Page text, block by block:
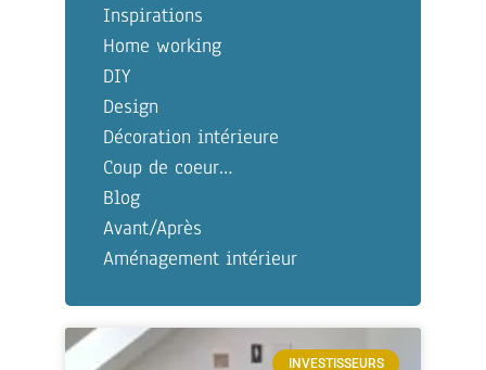
Inspirations
Home working
DIY
Design
Décoration intérieure
Coup de coeur…
Blog
Avant/Après
Aménagement intérieur
INVESTISSEURS